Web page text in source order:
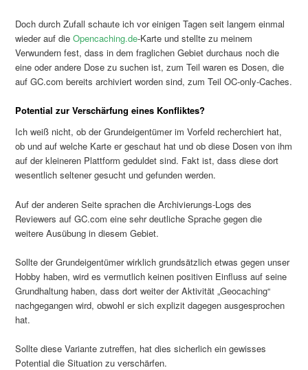
Doch durch Zufall schaute ich vor einigen Tagen seit langem einmal
wieder auf dieOpencaching.de-Karte und stellte zu meinem
Verwundern fest, dass in dem fraglichen Gebiet durchaus noch die
eine oder andere Dose zu suchen ist, zum Teil waren es Dosen, die
auf GC.com bereits archiviert worden sind, zum Teil OC-only-Caches.
Potential zur Verschärfung eines Konfliktes?
Ich weiß nicht, ob der Grundeigentümer im Vorfeld recherchiert hat,
ob und auf welche Karte er geschaut hat und ob diese Dosen von ihm
auf der kleineren Plattform geduldet sind. Fakt ist, dass diese dort
wesentlich seltener gesucht und gefunden werden.
Auf der anderen Seite sprachen die Archivierungs-Logs des
Reviewers auf GC.com eine sehr deutliche Sprache gegen die
weitere Ausübung in diesem Gebiet.
Sollte der Grundeigentümer wirklich grundsätzlich etwas gegen unser
Hobby haben, wird es vermutlich keinen positiven Einfluss auf seine
Grundhaltung haben, dass dort weiter der Aktivität „Geocaching“
nachgegangen wird, obwohl er sich explizit dagegen ausgesprochen
hat.
Sollte diese Variante zutreffen, hat dies sicherlich ein gewisses
Potential die Situation zu verschärfen.